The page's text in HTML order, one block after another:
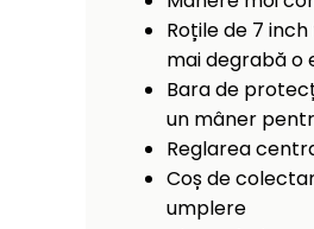
Roțile de 7
mai degrabă o
Bara de
un mâner
Reglarea
Coș de
umplere